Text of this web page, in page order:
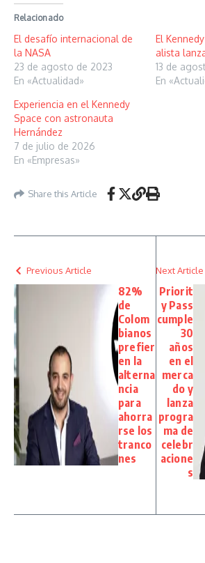
Relacionado
El desafío internacional de
la NASA
23 de agosto de 2023
En «Actualidad»
El
alista
13 de
En
Experiencia en el Kennedy
Space con astronauta
Hernández
7 de julio de 2026
En «Empresas»
Share this Article
Previous Article
82%
de
Colom
bianos
prefier
en la
alterna
ncia
para
ahorra
rse los
tranco
nes
Next Article
Priorit
y Pass
cumple
30
años
en el
merca
do y
lanza
progra
ma de
celebr
acione
s